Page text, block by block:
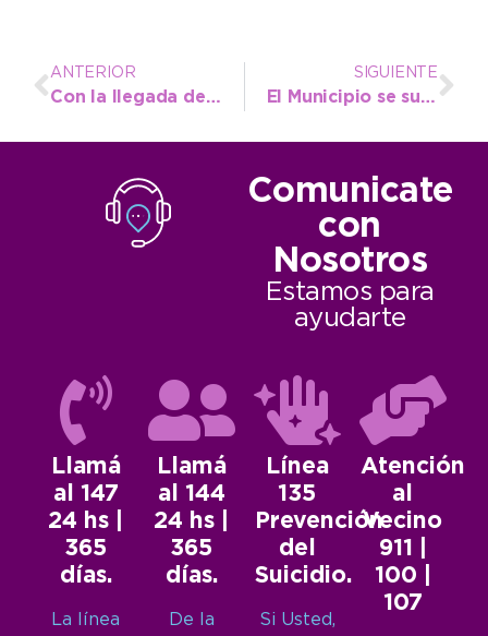
ANTERIOR
Con la llegada del subsidio, las empresas estarían dispuestas a bajar el boleto de colectivo
SIGUIENTE
El Municipio se suma a la campaña de prevención contra el monóxido de carbono
Comunicate
con
Nosotros
Estamos para
ayudarte
Llamá
al 147
24 hs |
365
días.
La línea
Llamá
al 144
24 hs |
365
días.
De la
Línea
135
Prevención
del
Suicidio.
Si Usted,
Atención
al
Vecino
911 |
100 |
107